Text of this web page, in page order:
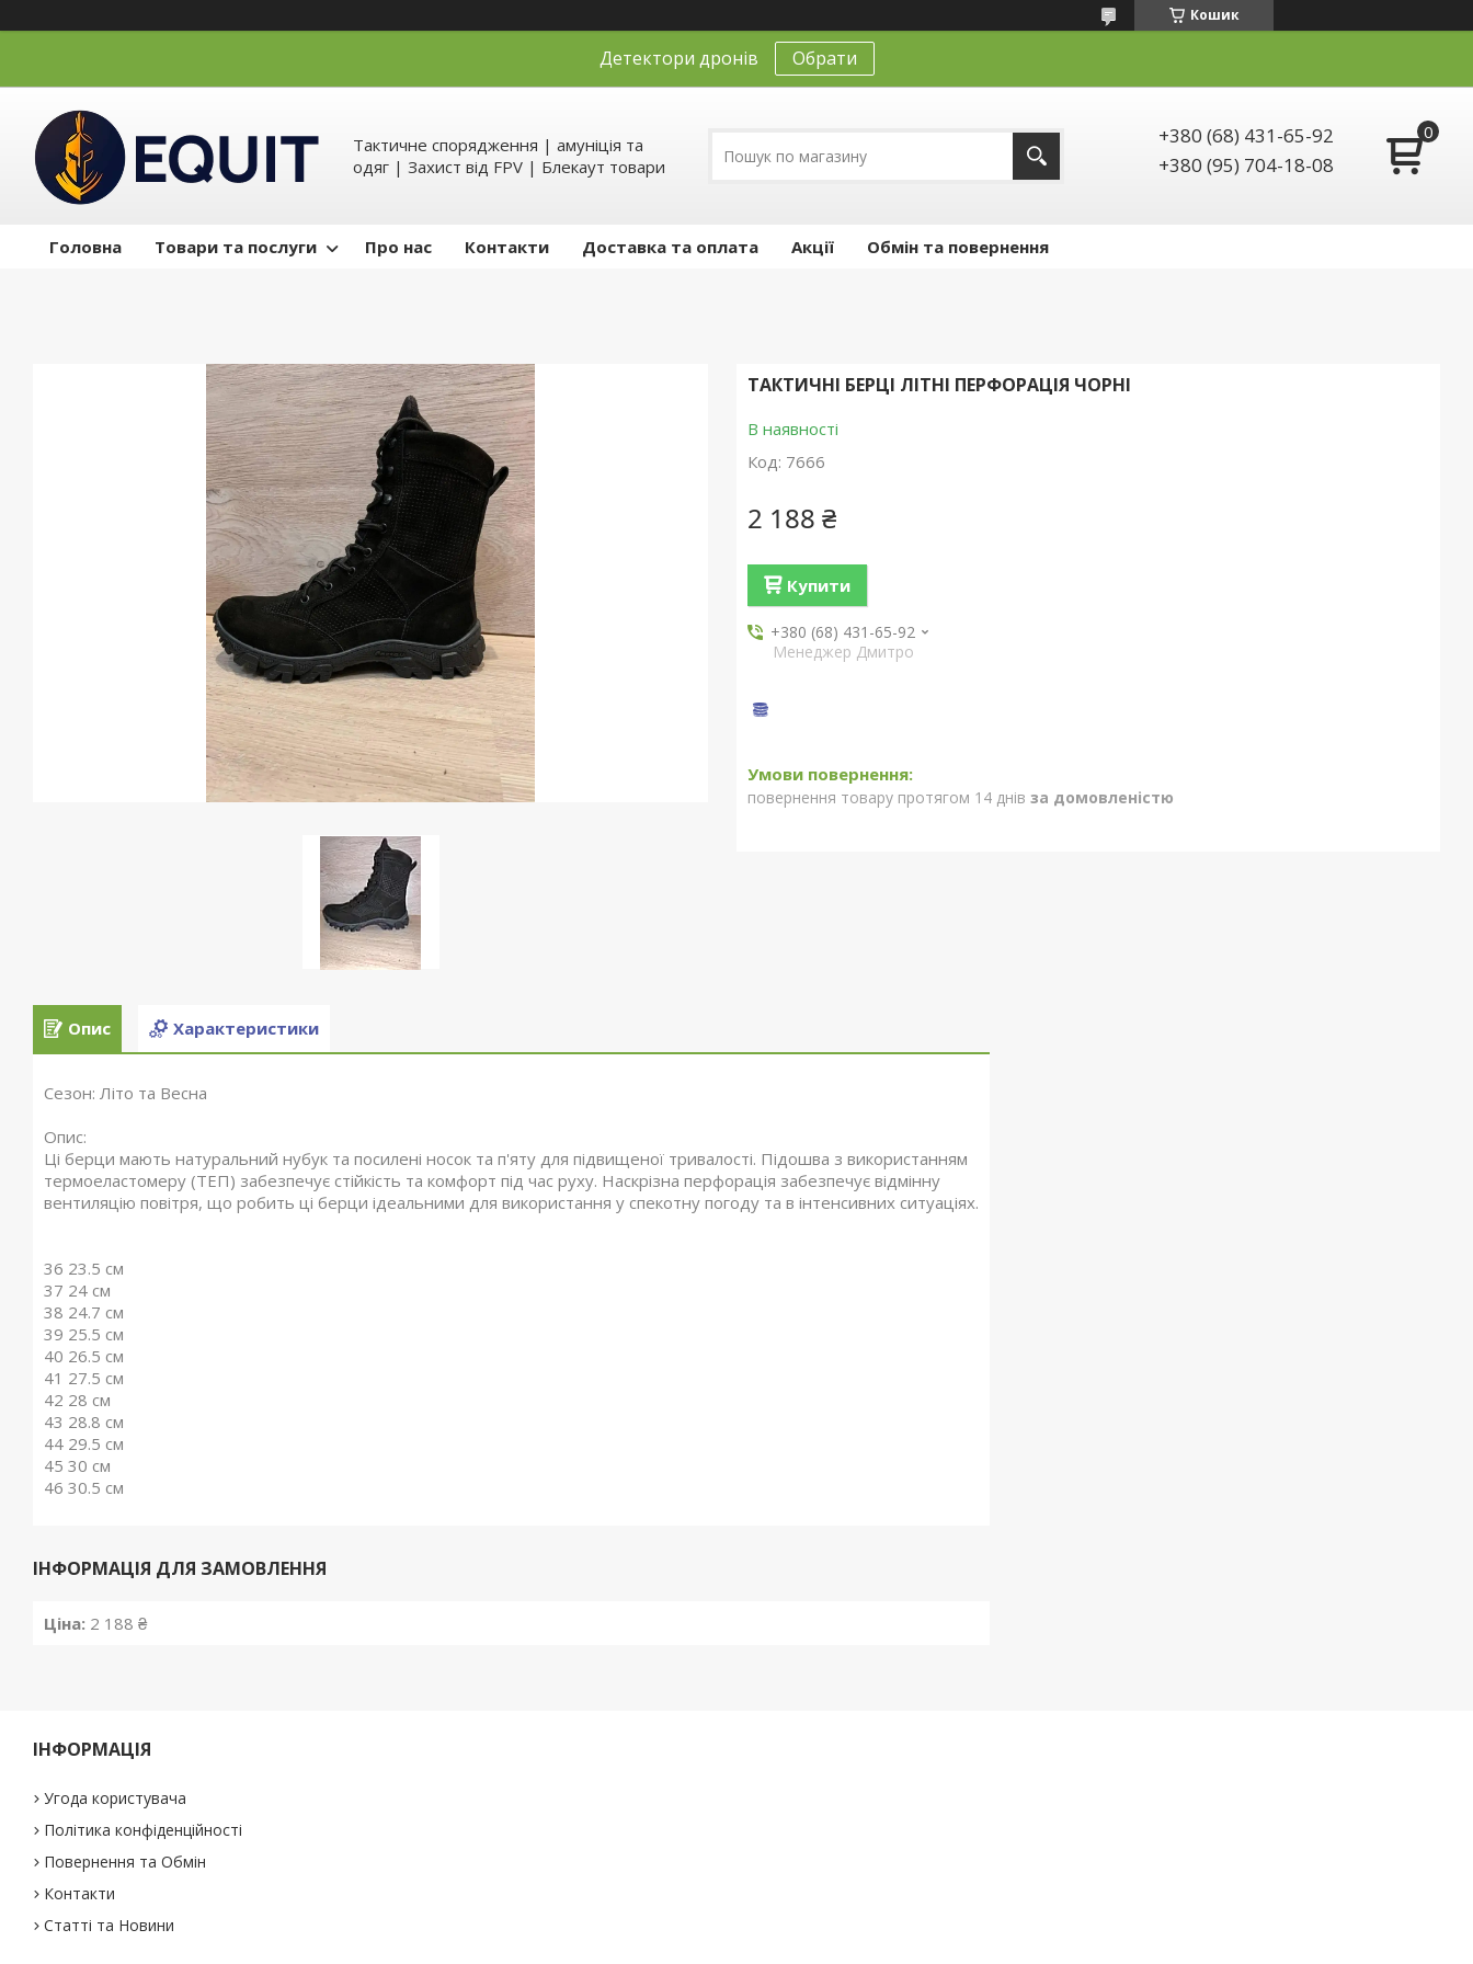
Кошик
Детектори дронів Обрати
Тактичне спорядження | амуніція та
одяг | Захист від FPV | Блекаут товари
+380 (68) 431-65-92
+380 (95) 704-18-08
Головна Товари та послуги Про нас Контакти Доставка та оплата Акції Обмін та повернення
ТАКТИЧНІ БЕРЦІ ЛІТНІ ПЕРФОРАЦІЯ ЧОРНІ
В наявності
Код: 7666
2 188 ₴
Купити
+380 (68) 431-65-92
Менеджер Дмитро
повернення товару протягом 14 днів за домовленістю
Опис Характеристики
Сезон: Літо та Весна
Опис:
Ці берци мають натуральний нубук та посилені носок та п'яту для підвищеної тривалості. Підошва з використанням
термоеластомеру (ТЕП) забезпечує стійкість та комфорт під час руху. Наскрізна перфорація забезпечує відмінну
вентиляцію повітря, що робить ці берци ідеальними для використання у спекотну погоду та в інтенсивних ситуаціях.
36 23.5 см
37 24 см
38 24.7 см
39 25.5 см
40 26.5 см
41 27.5 см
42 28 см
43 28.8 см
44 29.5 см
45 30 см
46 30.5 см
ІНФОРМАЦІЯ ДЛЯ ЗАМОВЛЕННЯ
Ціна: 2 188 ₴
ІНФОРМАЦІЯ
Угода користувача
Політика конфіденційності
Повернення та Обмін
Контакти
Статті та Новини